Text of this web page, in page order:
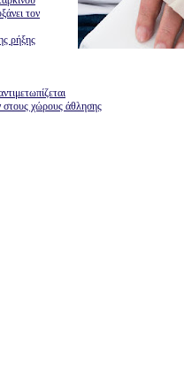
τον
ρήξης
στους χώρους άθλησης